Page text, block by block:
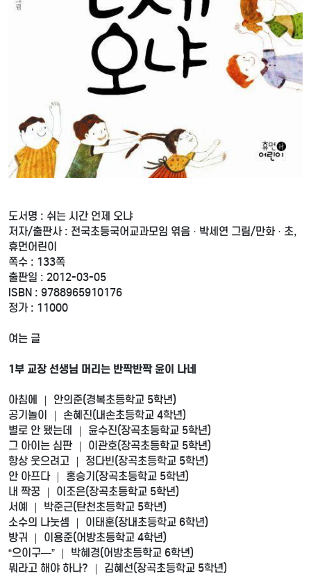
도서명 : 쉬는 시간 언제 오냐
저자/출판사 : 전국초등국어교과모임 엮음 · 박세연 그림/만화 · 초,
휴먼어린이
쪽수 : 133쪽
출판일 : 2012-03-05
ISBN : 9788965910176
정가 : 11000
여는 글
1부 교장 선생님 머리는 반짝반짝 윤이 나네
아침에 ｜ 안의준(경복초등학교 5학년)
공기놀이 ｜ 손혜진(내손초등학교 4학년)
별로 안 됐는데 ｜ 윤수진(장곡초등학교 5학년)
그 아이는 심판 ｜ 이관호(장곡초등학교 5학년)
항상 웃으려고 ｜ 정다빈(장곡초등학교 5학년)
안 아프다 ｜ 홍승기(장곡초등학교 5학년)
내 짝꿍 ｜ 이조은(장곡초등학교 5학년)
서예 ｜ 박준근(탄천초등학교 5학년)
소수의 나눗셈 ｜ 이태훈(장내초등학교 6학년)
방귀 ｜ 이용준(어방초등학교 4학년)
“으이구―” ｜ 박혜경(어방초등학교 6학년)
뭐라고 해야 하나? ｜ 김혜선(장곡초등학교 5학년)